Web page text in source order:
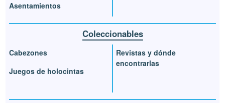
Asentamientos
Coleccionables
Cabezones
Juegos de holocintas
Revistas y dónde
encontrarlas